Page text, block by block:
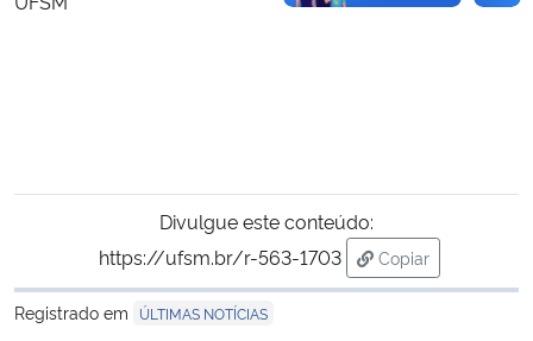
Divulgue este conteúdo:
https://ufsm.br/r-563-1703
Copiar
para área de
Registrado em
ÚLTIMAS NOTÍCIAS